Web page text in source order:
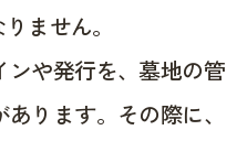
ません。
ンや発行を、墓地の管
ります。その際に、